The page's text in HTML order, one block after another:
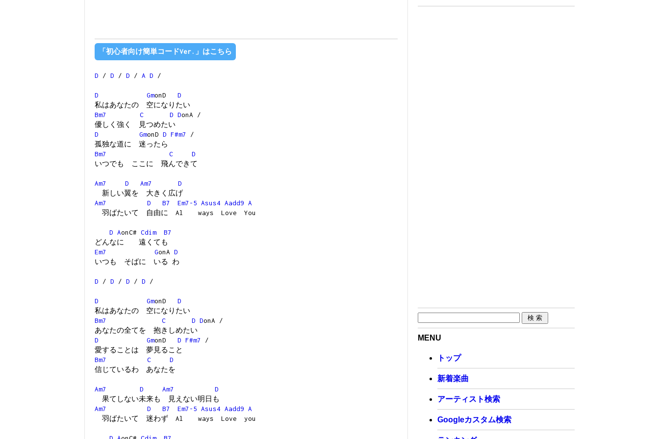
「初心者向け簡単コードVer.」はこちら
D / D / D / A D /
D GmonD D
私はあなたの 空になりたい
Bm7
C D DonA /
優しく強く 見つめたい
D
GmonD D F#m7
/
孤独な道に 迷ったら
Bm7
C
D
いつでも ここに 飛んできて
Am7 D Am7
D
新しい翼を 大きく広げ
Am7
D B7 Em7-5 Asus4 Aadd9 A
羽ばたいて 自由に Al ways Love You
D AonC# Cdim
B7
どんなに 遠くても
Em7
GonA D
いつも そばに いる わ
D / D / D / D /
D GmonD D
私はあなたの 空になりたい
Bm7
C D DonA /
あなたの全てを 抱きしめたい
D
GmonD D F#m7
/
愛することは 夢見ること
Bm7
C
D
信じているわ あなたを
Am7 D Am7
D
果てしない未来も 見えない明日も
Am7
D B7 Em7-5 Asus4 Aadd9 A
羽ばたいて 迷わず Al ways Love you
MENU
トップ
新着楽曲
アーティスト検索
Googleカスタム検索